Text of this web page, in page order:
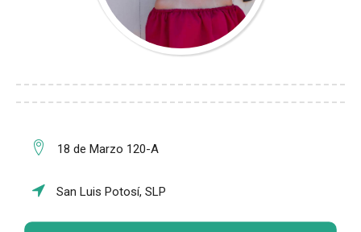
18 de Marzo 120-A
San Luis Potosí, SLP